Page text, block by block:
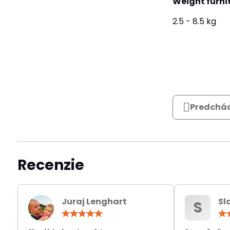
2.5 - 8.5 kg
Recenzie
Juraj Lenghart
S